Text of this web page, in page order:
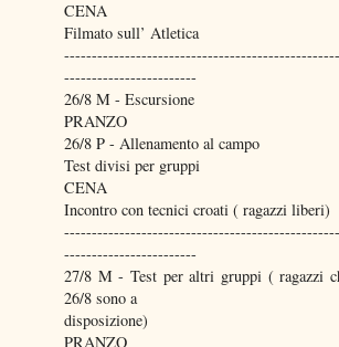
CENA
Filmato sull’ Atletica
------------------------
26/8 M - Escursione
PRANZO
26/8 P - Allenamento al campo
Test divisi per gruppi
CENA
Incontro con tecnici croati ( ragazzi liberi)
------------------------
27/8 M - Test per altri gruppi ( ragazzi
26/8 sono a
disposizione)
PRANZO